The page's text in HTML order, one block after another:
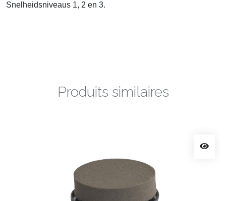
Snelheidsniveaus 1, 2 en 3.
Produits similaires